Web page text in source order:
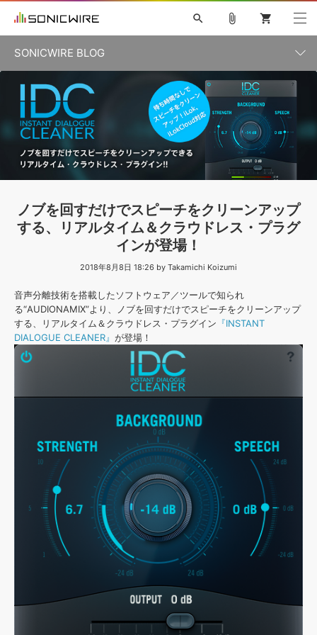
ソフト音源 »
プラグイン・エフェクト »
ソフトウェア／ツール »
効果音 »
BGM »
キャンペーン »
特集 »
製品サポート情報 »
FAQ »
お問い合わせ »
楽曲配信流通
映像のBGM・
音素材の制作・ ライセンス提供
search
初音ミク V4X 鏡音リン・レン V4X
巡音ルカ V4X
ボーカル抜き出し
MEIKO V3 KAITO V3
MASSIVE
SYLENTH1
VOCALOID VIENNA
ライセンスフリーBGM
TOONTRACK
サンプルパックを試そう
MUTANT
シネマティック音源特集
EZdrummer2
KOTO NATION
ソフト音源 プラグイン・エフェクト サンプルパック
ソフトウェア／ツール DAW
attach_file shopping_cart
SONICWIRE BLOG
カテゴリ一覧
記事一覧
ノブを回すだけでスピーチをクリーンアップ
する、リアルタイム＆クラウドレス・プラグ
インが登場！
2018年8月8日 18:26 by Takamichi Koizumi
音声分離技術を搭載したソフトウェア／ツールで知られ
る“AUDIONAMIX”より、ノブを回すだけでスピーチをクリーンアップ
する、リアルタイム＆クラウドレス・プラグイン 『INSTANT
DIALOGUE CLEANER』 が登場！